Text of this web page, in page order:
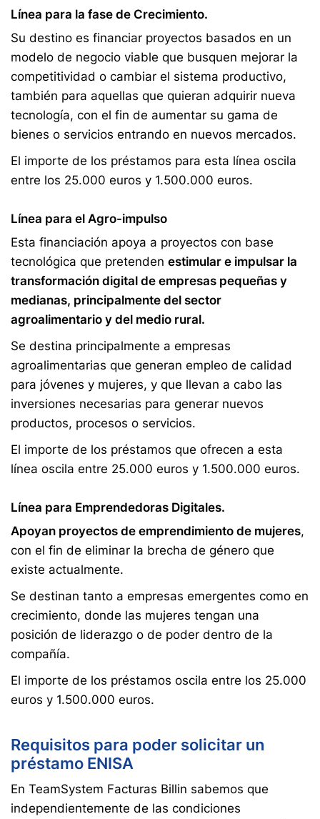
Línea para la fase de Crecimiento.
Su destino es financiar proyectos basados en un
modelo de negocio viable que busquen mejorar la
competitividad o cambiar el sistema productivo,
también para aquellas que quieran adquirir nueva
tecnología, con el fin de aumentar su gama de
bienes o servicios entrando en nuevos mercados.
El importe de los préstamos para esta línea oscila
entre los 25.000 euros y 1.500.000 euros.
Línea para el Agro-impulso
Esta financiación apoya a proyectos con base
tecnológica que pretenden estimular e impulsar la
transformación digital de empresas pequeñas y
medianas, principalmente del sector
agroalimentario y del medio rural.
Se destina principalmente a empresas
agroalimentarias que generan empleo de calidad
para jóvenes y mujeres, y que llevan a cabo las
inversiones necesarias para generar nuevos
productos, procesos o servicios.
El importe de los préstamos que ofrecen a esta
línea oscila entre 25.000 euros y 1.500.000 euros.
Línea para Emprendedoras Digitales.
Apoyan proyectos de emprendimiento de mujeres,
con el fin de eliminar la brecha de género que
existe actualmente.
Se destinan tanto a empresas emergentes como en
crecimiento, donde las mujeres tengan una
posición de liderazgo o de poder dentro de la
compañía.
El importe de los préstamos oscila entre los 25.000
euros y 1.500.000 euros.
Requisitos para poder solicitar un
préstamo ENISA
En TeamSystem Facturas Billin sabemos que
independientemente de las condiciones